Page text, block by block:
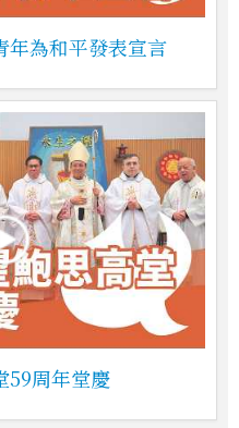
年為和平發表宣言
59周年堂慶